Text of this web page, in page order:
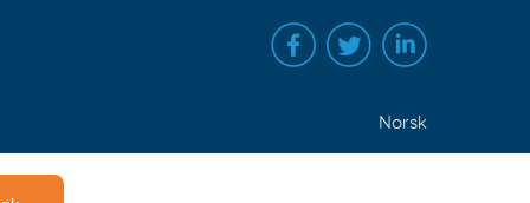
Norsk